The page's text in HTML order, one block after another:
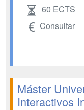
60 ECTS
Consultar
Máster
Interactivos